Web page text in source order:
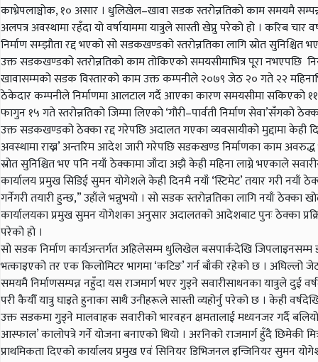
काभ्रेपलाञ्चोक, १० असार । धुलिखेल–खावा सडक स्तरोन्नतिको काम समयमै सम्पन्न
अलपत्र अवस्थामा रहँदा यो वर्षायाममा यात्रुले सास्ती खेप्नु परेको हो । करिब
निर्माण सम्झौता रद्द भएको सो सडकखण्डको स्तरोन्नतिका लागि स्रोत
उक्त सडकखण्डको स्तरोन्नतिको काम तोकिएको समयसीमाभित्र पूरा नभएपछि
खावासम्मको सडक विस्तारको काम उक्त कम्पनीले २०७९ जेठ २० गते २२
ठेकेदार कम्पनीले निर्माणमा आलटाल गर्दै आएका कारण समयसीमा सकिएको ११
फागुन १५ गते स्तरोन्नतिको जिम्मा लिएको ‘गौरी–पार्वती निर्माण सेवा’सँगको
उक्त सडकखण्डको ठेक्का रद्द गरेपछि अदालत गएका व्यवसायीको मुद्दामा केही
अवस्थामा राख्न’ अन्तरिम आदेश जारी गरेपछि सडकखण्ड निर्माणका काम
स्रोत सुनिश्चित भए पनि नयाँ ठेक्कामा जाँदा अझै केही महिना लाग्ने भएकाले
कार्यालय प्रमुख सिडिई सुमन योगेशले केही दिनमै नयाँ ‘स्टिमेट’ तयार गरी नयाँ
गर्नेगरी तयारी हुन्छ,” उहाँले भन्नुभयो । सो सडक स्तरोन्नतिका लागि नयाँ
कार्यालयका प्रमुख सुमन योगेशका अनुसार अदालतको आदेशबाट पुनः ठेक्का
परेको हो ।
सो सडक निर्माण कार्यअन्तर्गत अहिलेसम्म धुलिखेल बसपार्कदेखि
भत्काइएको तर एक किलोमिटर भागमा ‘कटिङ’ गर्न बाँकी रहेको छ ।
समयमै निर्माणसम्पन्न नहुँदा यस राजमार्ग भएर गुड्ने सवारीसाधनका यात्रुले
परी कैयौँ यात्रु घाइते हुनाका साथै उनीहरूले सास्ती व्यहोर्नु परेको छ । केही
उक्त सडकमा गुड्ने मालवाहक सवारीको भारवहन क्षमतालाई मध्यनजर गर्दै
आस्फाल’ कालोपत्रे गर्ने योजना बनाएको थियो । अरनिको राजमार्ग हुँदै छिमेकी
प्राथमिकता दिएको कार्यालय प्रमुख एवं सिनियर डिभिजनल इन्जिनियर सुमन